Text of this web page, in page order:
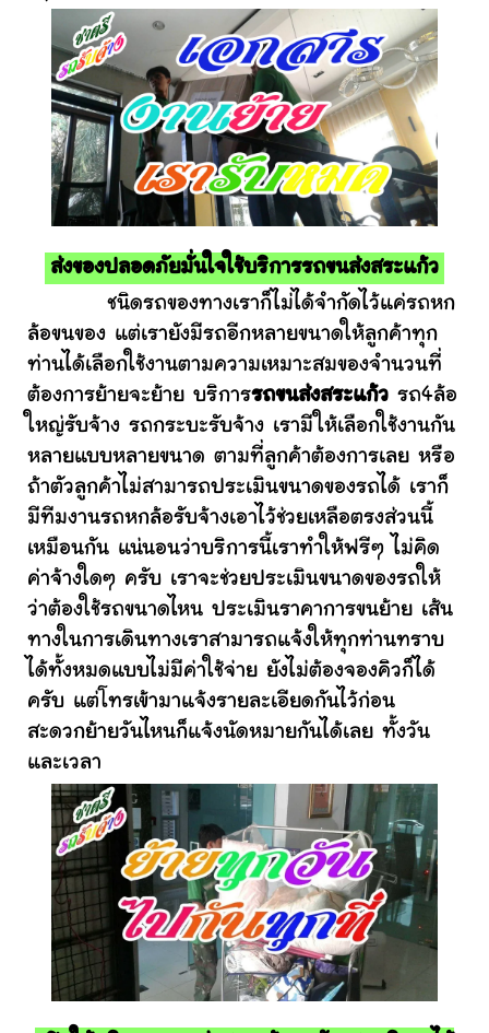
ส่งของปลอดภัยมั่นใจใช้บริการรถขนส่งสระแก้ว
ชนิดรถของทางเราก็ไม่ได้จำกัดไว้แค่รถหก
ล้อขนของ แต่เรายังมีรถอีกหลายขนาดให้ลูกค้าทุก
ท่านได้เลือกใช้งานตามความเหมาะสมของจำนวนที่
ต้องการย้ายจะย้าย บริการรถขนส่งสระแก้ว รถ4ล้อ
ใหญ่รับจ้าง รถกระบะรับจ้าง เรามีให้เลือกใช้งานกัน
หลายแบบหลายขนาด ตามที่ลูกค้าต้องการเลย หรือ
ถ้าตัวลูกค้าไม่สามารถประเมินขนาดของรถได้ เราก็
มีทีมงานรถหกล้อรับจ้างเอาไว้ช่วยเหลือตรงส่วนนี้
เหมือนกัน แน่นอนว่าบริการนี้เราทำให้ฟรีๆ ไม่คิด
ค่าจ้างใดๆ ครับ เราจะช่วยประเมินขนาดของรถให้
ว่าต้องใช้รถขนาดไหน ประเมินราคาการขนย้าย เส้น
ทางในการเดินทางเราสามารถแจ้งให้ทุกท่านทราบ
ได้ทั้งหมดแบบไม่มีค่าใช้จ่าย ยังไม่ต้องจองคิวก็ได้
ครับ แต่โทรเข้ามาแจ้งรายละเอียดกันไว้ก่อน
สะดวกย้ายวันไหนก็แจ้งนัดหมายกันได้เลย ทั้งวัน
และเวลา